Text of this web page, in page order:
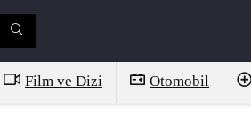
Film ve Dizi Otomobil